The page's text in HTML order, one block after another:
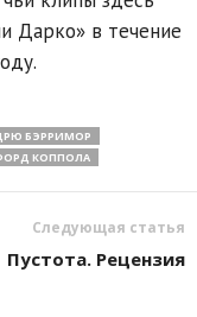
Дарко» в течение
БЭРРИМОР
КОППОЛА
Следующая статья
Пустота. Рецензия